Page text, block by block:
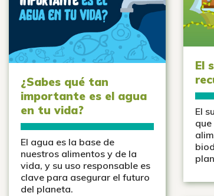
El
El
¿Sabes qué tan
importante es el agua
en tu vida?
El agua es la base de
nuestros alimentos y de la
vida, y su uso responsable es
clave para asegurar el futuro
del planeta.